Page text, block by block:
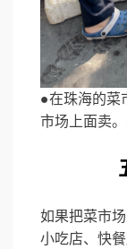
●在珠海的菜
市场上面卖
如果把菜市
小吃店、快